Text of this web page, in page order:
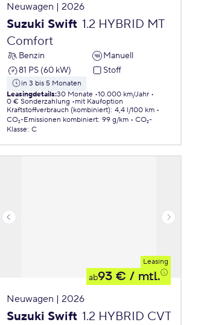
Neuwagen | 2026
Suzuki Swift 1.2 HYBRID MT
Comfort
Benzin
Manuell
81 PS (60 kW)
Stoff
in 3 bis 5 Monaten
Leasingdetails:30 Monate 10.000 km/Jahr
0 € Sonderzahlung
mit Kaufoption
Kraftstoffverbrauch (kombiniert): 4,4 l/100 km
CO₂-Emissionen kombiniert: 99 g/km
CO₂-
Klasse: C
Leasing
ab93 € / mtl.
Neuwagen | 2026
Suzuki Swift 1.2 HYBRID CVT